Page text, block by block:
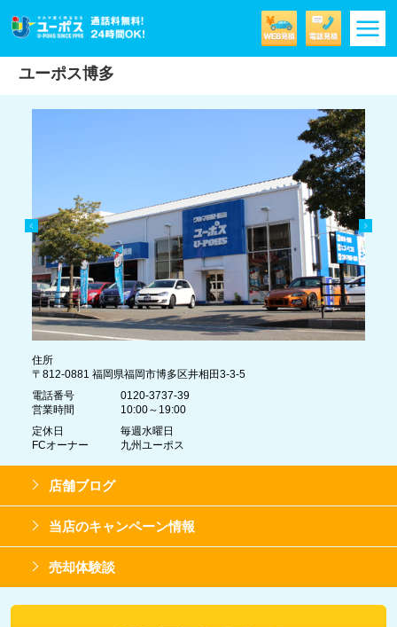
ユーポス博多
住所
〒812-0881 福岡県福岡市博多区井相田3-3-5
電話番号
0120-3737-39
営業時間
10:00～19:00
定休日
毎週水曜日
FCオーナー
九州ユーポス
店舗ブログ
当店のキャンペーン情報
売却体験談